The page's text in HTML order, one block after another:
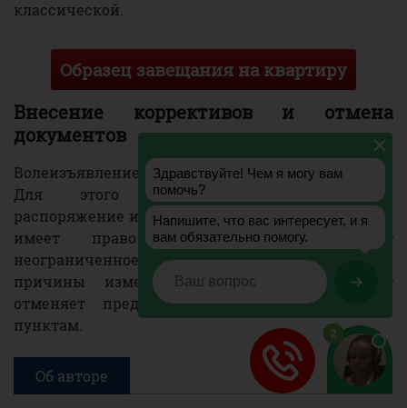
классической.
Образец завещания на квартиру
Внесение коррективов и отмена
документов
Волеизъявление можно изменить или отменить.
Для этого подготавливают отдельное
распоряжение или пишут новое завещание. Лицо
имеет право подготавливать документ
неограниченное количество раз, не указывая
причины изменения решения. Новый акт
отменяет предыдущий по соответствующим
пунктам.
Об авторе